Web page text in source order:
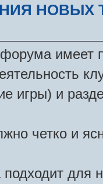
НОВЫХ
имеет
игры) и
четко и
для